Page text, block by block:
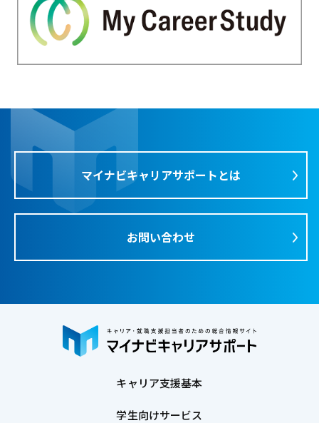
マイナビキャリアサポートとは
お問い合わせ
キャリア支援基本
学生向けサービス